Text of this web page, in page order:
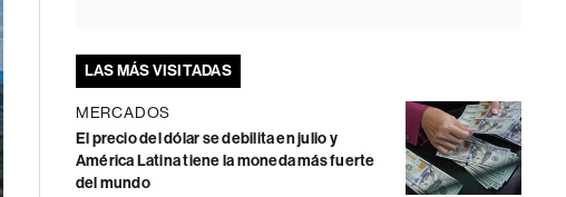
LAS MÁS VISITADAS
MERCADOS
El precio del dólar se debilita en julio y
América Latina tiene la moneda más fuerte
del mundo